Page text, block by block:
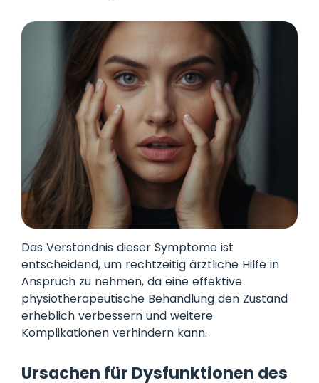
Das Verständnis dieser Symptome ist
entscheidend, um rechtzeitig ärztliche Hilfe in
Anspruch zu nehmen, da eine effektive
physiotherapeutische Behandlung den Zustand
erheblich verbessern und weitere
Komplikationen verhindern kann.
Ursachen für Dysfunktionen des